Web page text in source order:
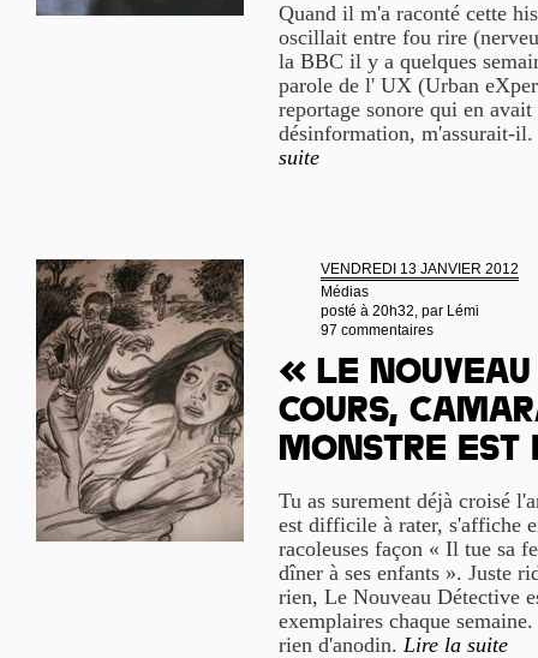
Quand il m'a raconté cette
oscillait entre fou rire
la BBC il y a quelques
parole de l' UX (Urban
reportage sonore qui en
désinformation, m'assurait-
suite
VENDREDI 13 JANVIER 2012
Médias
posté à 20h32, par Lémi
97 commentaires
« Le
cours,
monstre est
Tu as surement déjà croisé
est difficile à rater, s'affiche
racoleuses façon « Il tue sa
dîner à ses enfants ». Juste
rien, Le Nouveau Détective
exemplaires chaque
rien d'anodin. Lire la suite